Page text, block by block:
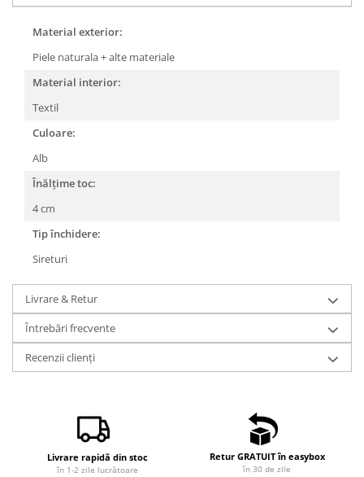
Material exterior:
Piele naturala + alte materiale
Material interior:
Textil
Culoare:
Alb
Înălțime toc:
4 cm
Tip închidere:
Sireturi
Livrare & Retur
Întrebări frecvente
Recenzii clienți
Livrare rapidă din stoc
în 1-2 zile lucrătoare
Retur GRATUIT în easybox
în 30 de zile